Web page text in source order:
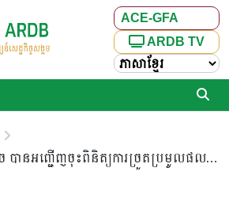
ACE-GFA
ARDB TV
ឯកឧត្តមបណ្ឌិត កៅ ថាច​​ បានអញ្ជើញចុះពិនិត្យការច្រូតប្រមូលផលស្រូវរបស់កសិករ និងដាំដុះបន្លៃសុវត្ថិភាពក្នុងផ្ទះសំណាញ់ ដែលស្ថិតនៅក្នុងមូលដ្ឋាន ឃុំជ័យធំ